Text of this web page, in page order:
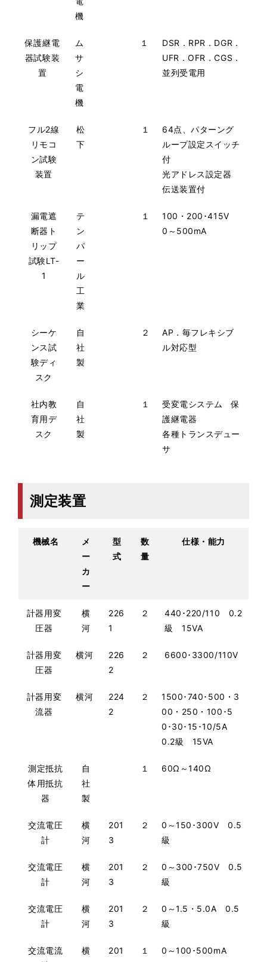
機
保護継電
器試験装
置
ム
サ
シ
電
機
１
DSR．RPR．DGR．
UFR．OFR．CGS．
並列受電用
フル2線
リモコ
ン試験
装置
松
下
１
64点、パターング
ループ設定スイッチ
付
光アドレス設定器
伝送装置付
漏電遮
断器ト
リップ
試験LT-
1
テ
ン
パ
ー
ル
工
業
１
100・200･415V
0～500mA
シーケ
ンス試
験ディ
スク
自
社
製
２
AP．毎フレキシブ
ル対応型
社内教
育用デ
スク
自
社
製
１
受変電システム 保
護継電器
各種トランスデュー
サ
測定装置
機械名
メ
ー
カ
ー
型
式
数
量
仕様・能力
計器用変
圧器
横
河
226
1
２
440･220/110 0.2
級 15VA
計器用変
圧器
横河
226
2
２ 6600･3300/110V
計器用変
流器
横河
224
2
２
1500･740･500・3
00・250・100･5
0･30･15･10/5A
0.2級 15VA
測定抵抗
体用抵抗
器
自
社
製
１ 60Ω～140Ω
交流電圧
計
横
河
201
3
２
0～150･300V 0.5
級
交流電圧
計
横
河
201
3
２
0～300･750V 0.5
級
交流電圧
計
横
河
201
3
２
0～1.5・5.0A 0.5
級
交流電流
横
201
１
0～100･500mA